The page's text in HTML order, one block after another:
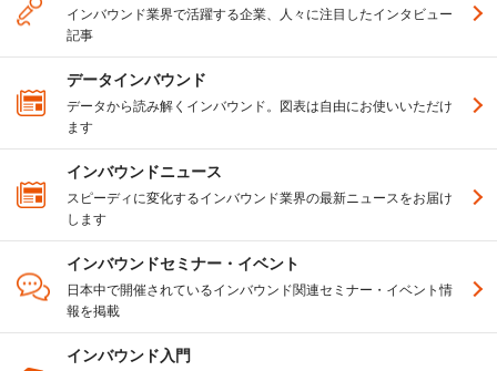
インバウンド業界で活躍する企業、人々に注目したインタビュー
記事
データインバウンド
データから読み解くインバウンド。図表は自由にお使いいただけ
ます
インバウンドニュース
スピーディに変化するインバウンド業界の最新ニュースをお届け
します
インバウンドセミナー・イベント
日本中で開催されているインバウンド関連セミナー・イベント情
報を掲載
インバウンド入門